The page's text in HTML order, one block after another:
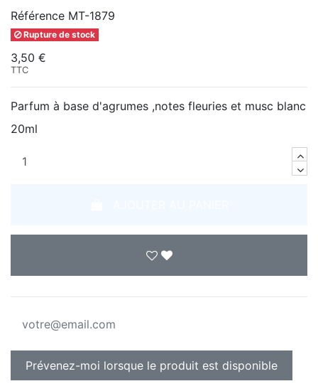
Référence MT-1879
Rupture de stock
3,50 €
TTC
Parfum à base d'agrumes ,notes fleuries et musc blanc
20ml